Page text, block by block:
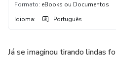
Formato: eBooks ou Documentos
Idioma: Português
Já se imaginou tirando lindas